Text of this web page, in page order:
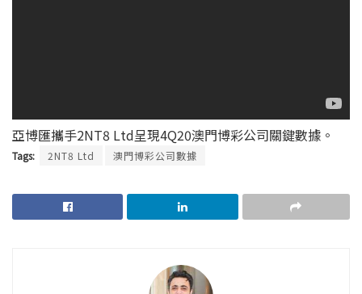
亞博匯攜手2NT8 Ltd呈現4Q20澳門博彩公司關鍵數據。
Tags: 2NT8 Ltd 澳門博彩公司數據